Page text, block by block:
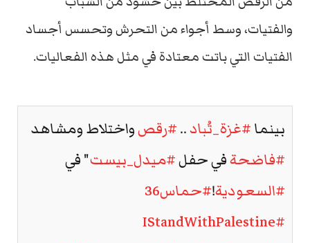
والفتيات، وسط أجواء من التحرش وتحسس أجساد
الفتيات التي باتت معتادة في مثل هذه الفعاليات.
بينما#غزة_تُباد..#رقصواختلاط ومشاهد
#فاضحةفي حفل#ميدل_بيست" في
#السعودية!#حماس36
#IStandWithPalestine